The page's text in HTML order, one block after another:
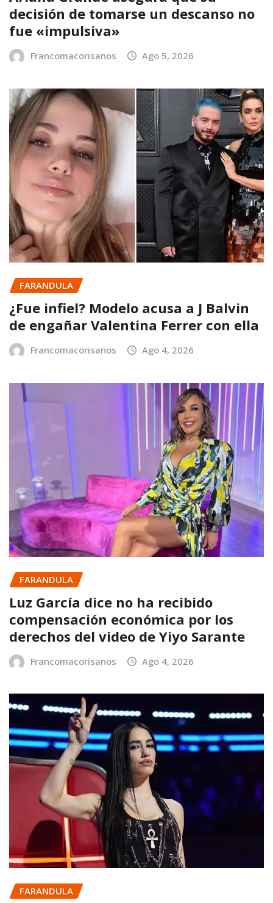
decisión de tomarse un descanso no
fue «impulsiva»
Francomacorisanos Ago 5, 2026
FARANDULA
¿Fue infiel? Modelo acusa a J Balvin
de engañar Valentina Ferrer con ella
Francomacorisanos Ago 4, 2026
FARANDULA
Luz García dice no ha recibido
compensación económica por los
derechos del video de Yiyo Sarante
Francomacorisanos Ago 4, 2026
FARANDULA